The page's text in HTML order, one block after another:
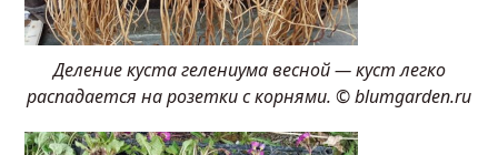
Деление куста гелениума весной — куст легко
распадается на розетки с корнями. © blumgarden.ru